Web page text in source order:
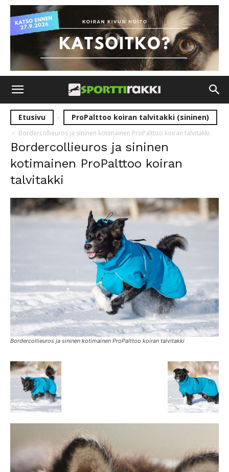
Etusivu ProPalttoo koiran talvitakki (sininen)
Bordercollieuros ja sininen kotimainen ProPalttoo koiran talvitakki
Bordercollieuros ja sininen
kotimainen ProPalttoo koiran
talvitakki
Bordercollieuros ja sininen kotimainen ProPalttoo koiran talvitakki